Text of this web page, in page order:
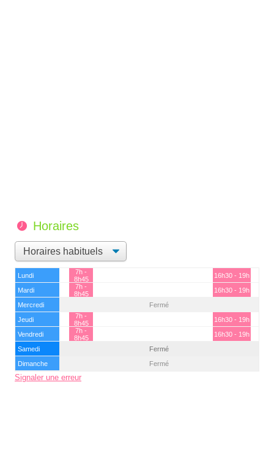
Horaires
Lundi
7h -
8h45
16h30 - 19h
Mardi
7h -
8h45
16h30 - 19h
Mercredi
Fermé
Jeudi
7h -
8h45
16h30 - 19h
Vendredi
7h -
8h45
16h30 - 19h
Samedi
Fermé
Dimanche
Fermé
Signaler une erreur